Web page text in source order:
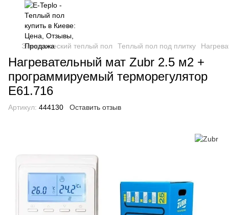
Электрический теплый пол Теплый пол под плитку
Нагревательный мат Zubr 2.5 м2 +
программируемый терморегулятор
E61.716
Артикул: 444130 Оставить отзыв